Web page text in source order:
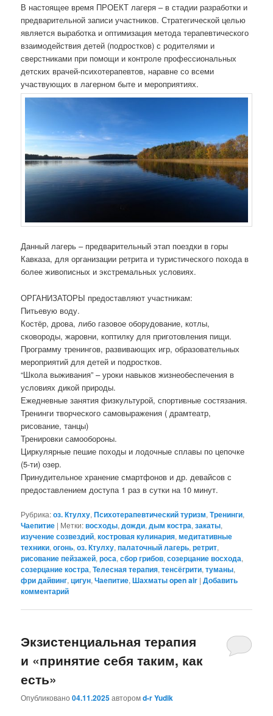
В настоящее время ПРОЕКТ лагеря – в стадии разработки и
предварительной записи участников. Стратегической целью
является выработка и оптимизация метода терапевтического
взаимодействия детей (подростков) с родителями и
сверстниками при помощи и контроле профессиональных
детских врачей-психотерапевтов, наравне со всеми
участвующих в лагерном быте и мероприятиях.
Данный лагерь – предварительный этап поездки в горы
Кавказа, для организации ретрита и туристического похода в
более живописных и экстремальных условиях.
ОРГАНИЗАТОРЫ предоставляют участникам:
Питьевую воду.
Костёр, дрова, либо газовое оборудование, котлы,
сковороды, жаровни, коптилку для приготовления пищи.
Программу тренингов, развивающих игр, образовательных
мероприятий для детей и подростков.
“Школа выживания” – уроки навыков жизнеобеспечения в
условиях дикой природы.
Ежедневные занятия физкультурой, спортивные состязания.
Тренинги творческого самовыражения ( драмтеатр,
рисование, танцы)
Тренировки самообороны.
Циркулярные пешие походы и лодочные сплавы по цепочке
(5-ти) озер.
Принудительное хранение смартфонов и др. девайсов с
предоставлением доступа 1 раз в сутки на 10 минут.
Рубрика:оз. Ктулху,Психотерапевтический туризм,Тренинги,
Чаепитие | Метки:восходы,дожди,дым костра,закаты,
изучение созвездий,костровая кулинария,медитативные
техники,огонь,оз. Ктулху,палаточный лагерь,ретрит,
рисование пейзажей,роса,сбор грибов,созерцание восхода,
созерцание костра,Телесная терапия,тенсёгрити,туманы,
фри дайвинг,цигун,Чаепитие,Шахматы open air |Добавить
комментарий
Экзистенциальная терапия
и «принятие себя таким, как
есть»
Опубликовано04.11.2025авторомd-r Yudik